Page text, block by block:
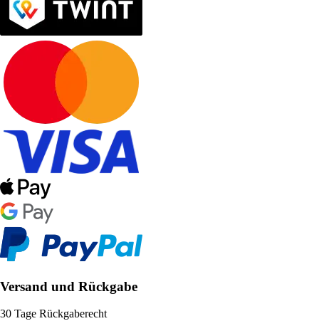
Versand und Rückgabe
30 Tage Rückgaberecht